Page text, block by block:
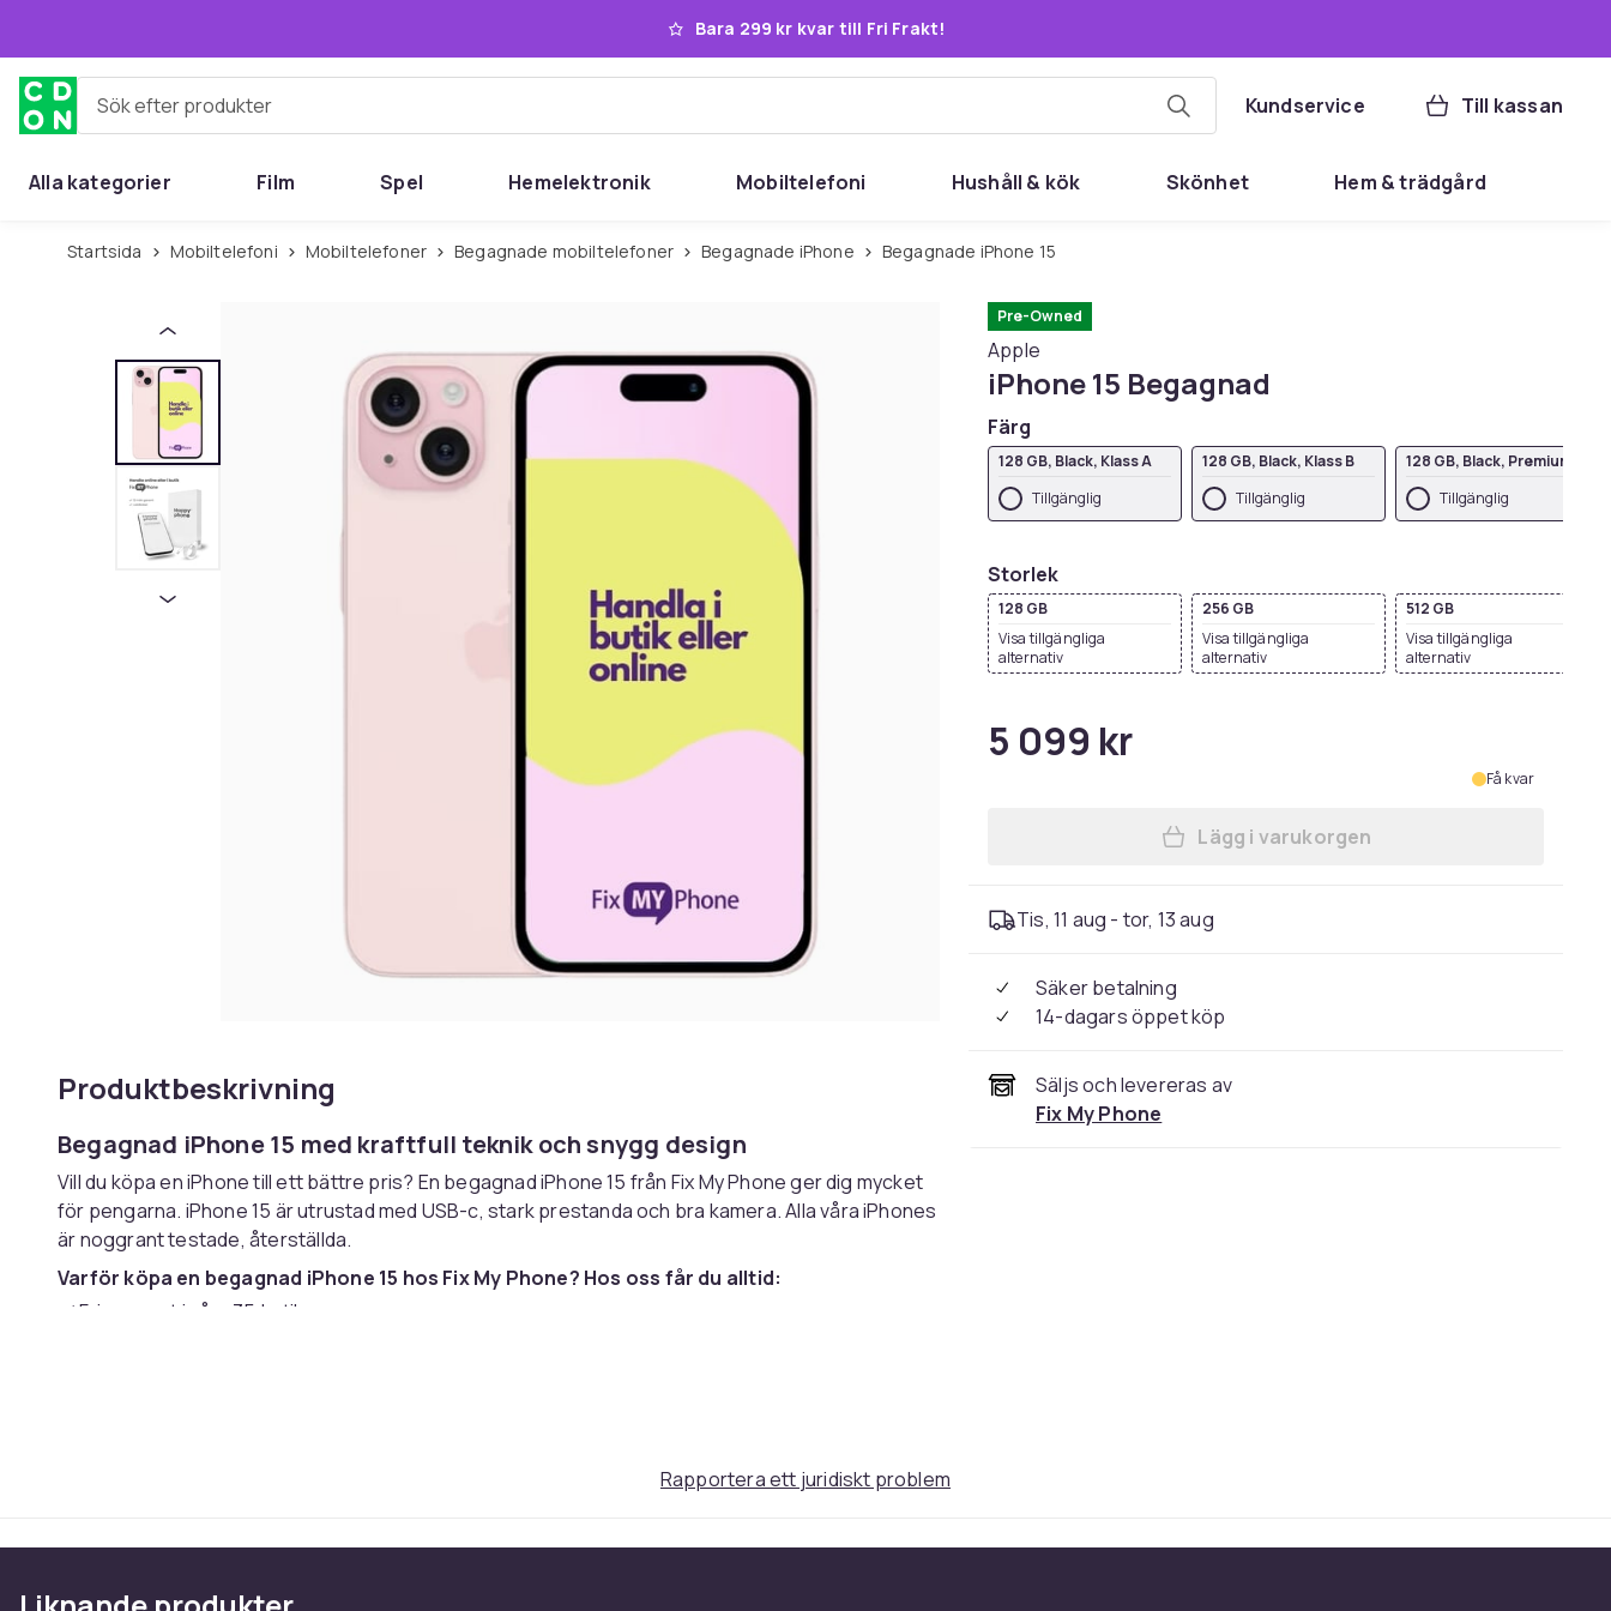
Bara 299 kr kvar till Fri Frakt!
Sök efter produkter Kundservice Till kassan
Alla kategorier Film Spel Hemelektronik Mobiltelefoni Hushåll & kök Skönhet Hem & trädgård
Startsida Mobiltelefoni Mobiltelefoner Begagnade mobiltelefoner Begagnade iPhone Begagnade iPhone 15
Produktbeskrivning
Begagnad iPhone 15 med kraftfull teknik och snygg design
Vill du köpa en iPhone till ett bättre pris? En begagnad iPhone 15 från Fix My Phone ger dig mycket
för pengarna. iPhone 15 är utrustad med USB-c, stark prestanda och bra kamera. Alla våra iPhones
är noggrant testade, återställda.
Varför köpa en begagnad iPhone 15 hos Fix My Phone? Hos oss får du alltid:
✔️ Fri support i våra 35 butiker
Våra begagnade telefoner är funktionstestade och fabriksåterställda, och varje telefon får ett
fungerande och levereras med en funktionsgaranti.
(A+) Perfekt skick, absolut toppskick, inga repor, bucklor eller märken.
Pre-Owned
Apple
iPhone 15 Begagnad
Färg
128 GB, Black, Klass A
Tillgänglig
128 GB, Black, Klass B
Tillgänglig
128 GB, Black, Premium
Tillgänglig
Storlek
128 GB
Visa tillgängliga
alternativ
256 GB
Visa tillgängliga
alternativ
512 GB
Visa tillgängliga
alternativ
5 099 kr
Få kvar
Lägg till iPhone 15 Begagnad i
Lägg i varukorgen
Tis, 11 aug - tor, 13 aug
Säker betalning
14-dagars öppet köp
Säljs och levereras av
Fix My Phone
Rapportera ett juridiskt problem